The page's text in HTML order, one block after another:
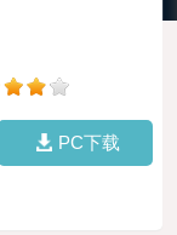
PC下载